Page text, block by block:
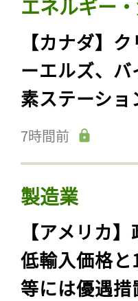
エネルギー
【カナダ】
ーエルズ、
素ステーショ
7時間前
製造業
【アメリカ
低輸入価格
等には優遇措